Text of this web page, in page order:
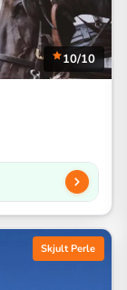
10/10
Skjult Perle